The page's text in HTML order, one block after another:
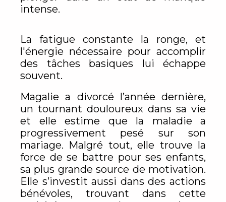
intense.
La fatigue constante la ronge, et
l'énergie nécessaire pour accomplir
des tâches basiques lui échappe
souvent.
Magalie a divorcé l’année dernière,
un tournant douloureux dans sa vie
et elle estime que la maladie a
progressivement pesé sur son
mariage. Malgré tout, elle trouve la
force de se battre pour ses enfants,
sa plus grande source de motivation.
Elle s’investit aussi dans des actions
bénévoles, trouvant dans cette